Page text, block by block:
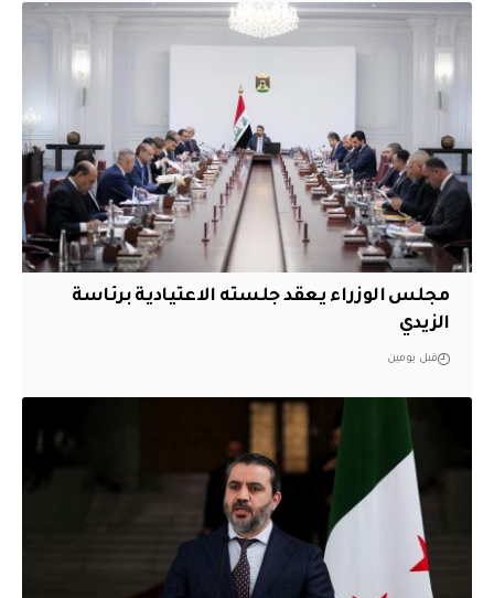
مجلس الوزراء يعقد جلسته الاعتيادية برئاسة
الزيدي
قبل يومين